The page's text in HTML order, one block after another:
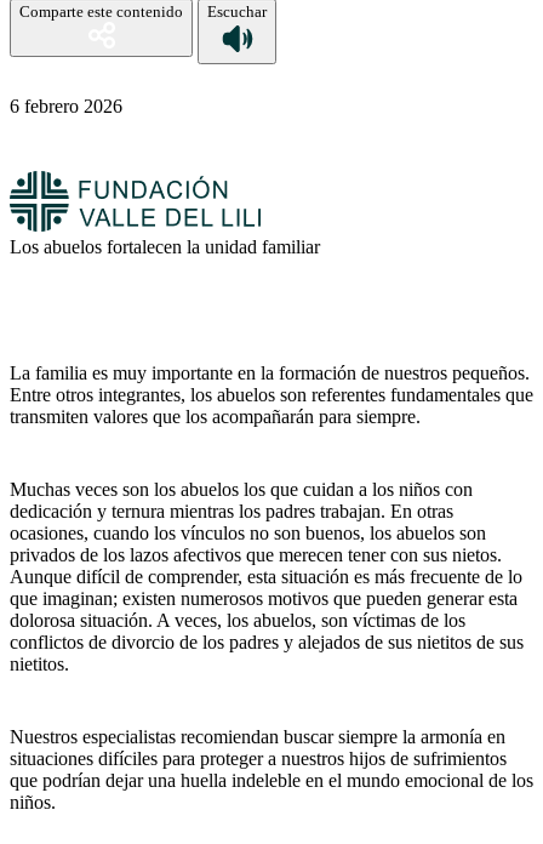
Comparte este contenido Escuchar
6 febrero 2026
Los abuelos fortalecen la unidad familiar
La familia es muy importante en la formación de nuestros pequeños.
Entre otros integrantes, los abuelos son referentes fundamentales que
transmiten valores que los acompañarán para siempre.
Muchas veces son los abuelos los que cuidan a los niños con
dedicación y ternura mientras los padres trabajan. En otras
ocasiones, cuando los vínculos no son buenos, los abuelos son
privados de los lazos afectivos que merecen tener con sus nietos.
Aunque difícil de comprender, esta situación es más frecuente de lo
que imaginan; existen numerosos motivos que pueden generar esta
dolorosa situación. A veces, los abuelos, son víctimas de los
conflictos de divorcio de los padres y alejados de sus nietitos de sus
nietitos.
Nuestros especialistas recomiendan buscar siempre la armonía en
situaciones difíciles para proteger a nuestros hijos de sufrimientos
que podrían dejar una huella indeleble en el mundo emocional de los
niños.